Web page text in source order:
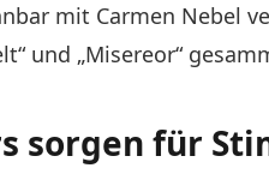
mit Carmen Nebel
und „Misereor“
sorgen für